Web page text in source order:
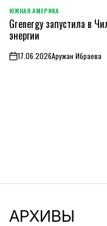
ОПУБЛИКОВАНО
В
ЮЖНАЯ АМЕРИКА
Grenergy запустила в
энергии
on17.06.2026Аружан Ибраева
АРХИВЫ